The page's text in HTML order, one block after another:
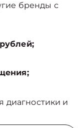
бренды с
диагностики и